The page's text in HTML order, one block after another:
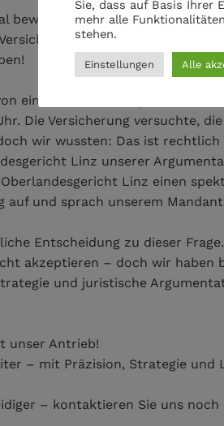
bewiesen, dass erstklassige
haben wir nicht
einem Versicherungsinstitut
Die Versicherung versuchte,
wir wussten: Das ist
Linz unserer
Linz einen
und sprach unserem
Entscheidung zu dieser
akzeptieren – doch wir haben
und juristische
unser Antrieb!
– mit Präzision, Strategie und
– kontaktieren Sie uns noch
Sie, dass auf Basis Ihrer
mehr alle
stehen.
Einstellungen Alle